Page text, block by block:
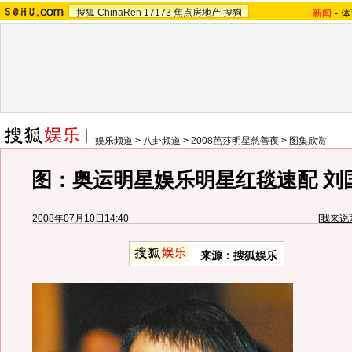
搜狐 ChinaRen 17173 焦点房地产 搜狗 新闻 -
娱乐频道 > 八卦频道 > 2008芭莎明星慈善夜 > 图集欣赏
图：奥运明星娱乐明星红毯速配 刘
2008年07月10日14:40 [我来说
来源：搜狐娱乐